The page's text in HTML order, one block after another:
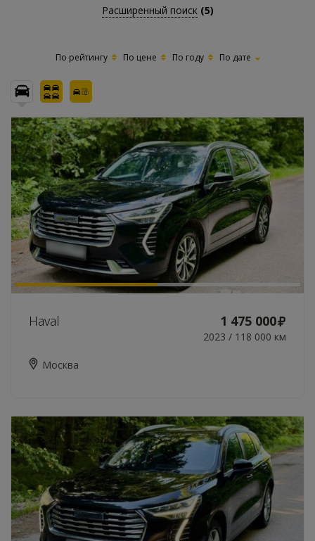
Расширенный поиск (5)
По рейтингу По цене По году По дате
Haval 1 475 000
2023 / 118 000 км
Москва